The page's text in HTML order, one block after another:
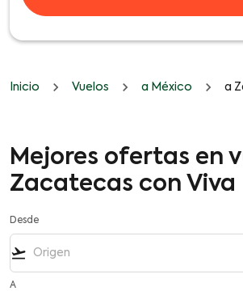
Inicio Vuelos a México a
Mejores ofertas en
Zacatecas con Viva
Desde
flight_takeoff
A